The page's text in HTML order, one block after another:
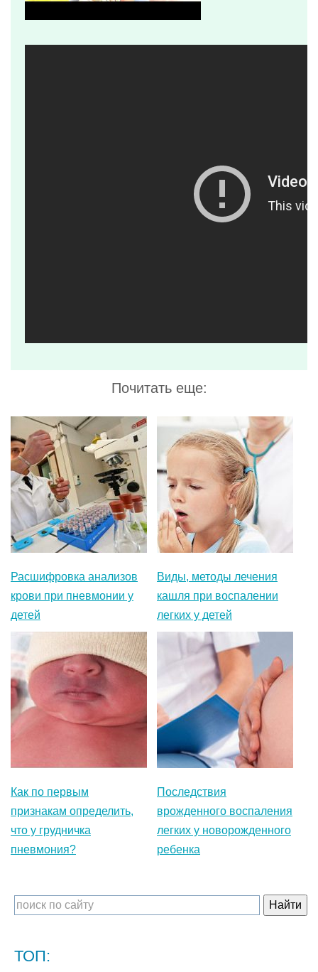
Расшифровка анализов
крови при пневмонии у
детей
Виды, методы лечения
кашля при воспалении
легких у детей
Как по первым
признакам определить,
что у грудничка
пневмония?
Последствия
врожденного воспаления
легких у новорожденного
ребенка
ТОП: